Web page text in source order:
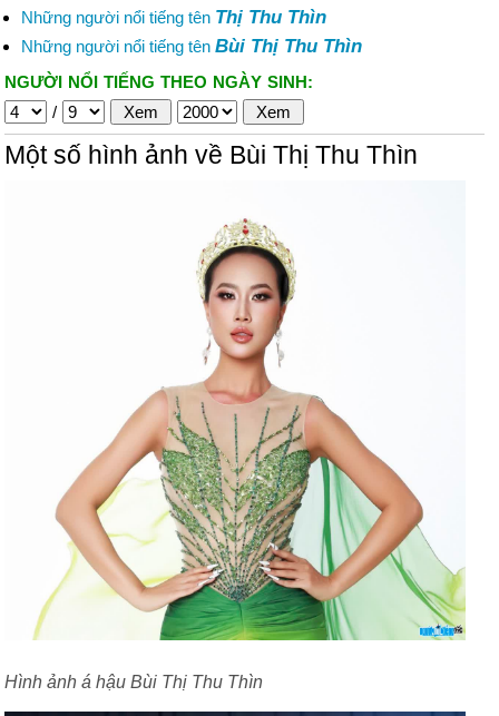
Những người nổi tiếng tên Thị Thu Thìn
Những người nổi tiếng tên Bùi Thị Thu Thìn
NGƯỜI NỔI TIẾNG THEO NGÀY SINH:
/
Một số hình ảnh về Bùi Thị Thu Thìn
Hình ảnh á hậu Bùi Thị Thu Thìn